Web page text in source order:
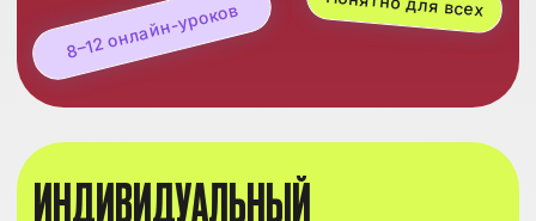
ПРОЙДЕМ ВСЕ, ЧТО БУДЕТ
НА ЭКЗАМЕНЕ
на одной платформе — покупать сборники